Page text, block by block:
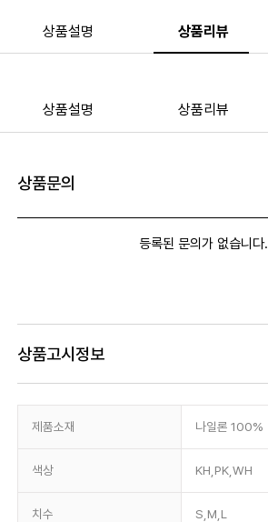
상품설명 상품리뷰
상품설명 상품리뷰
상품문의
등록된 문의가 없습니다.
상품고시정보
제품소재 나일론 100%
색상 KH,PK,WH
치수 S,M,L